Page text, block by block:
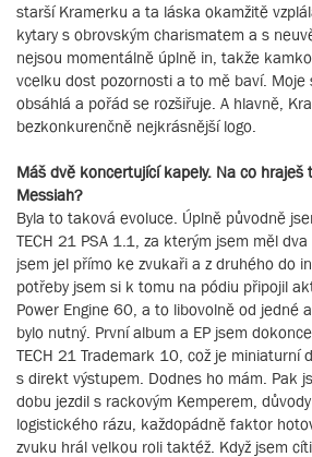
starší Kramerku a ta láska okamžitě
kytary s obrovským charismatem a s
nejsou momentálně úplně in, takže
vcelku dost pozornosti a to mě baví. Moje
obsáhlá a pořád se rozšiřuje. A hlavně,
bezkonkurenčně nejkrásnější logo.
Máš dvě koncertující kapely. Na co hraješ
Messiah?
Byla to taková evoluce. Úplně původně
TECH 21 PSA 1.1, za kterým jsem měl
jsem jel přímo ke zvukaři a z druhého do
potřeby jsem si k tomu na pódiu připojil
Power Engine 60, a to libovolně od jedné
bylo nutný. První album a EP jsem
TECH 21 Trademark 10, což je miniaturní
s direkt výstupem. Dodnes ho mám. Pak
dobu jezdil s rackovým Kemperem,
logistického rázu, každopádně faktor
zvuku hrál velkou roli taktéž. Když jsem